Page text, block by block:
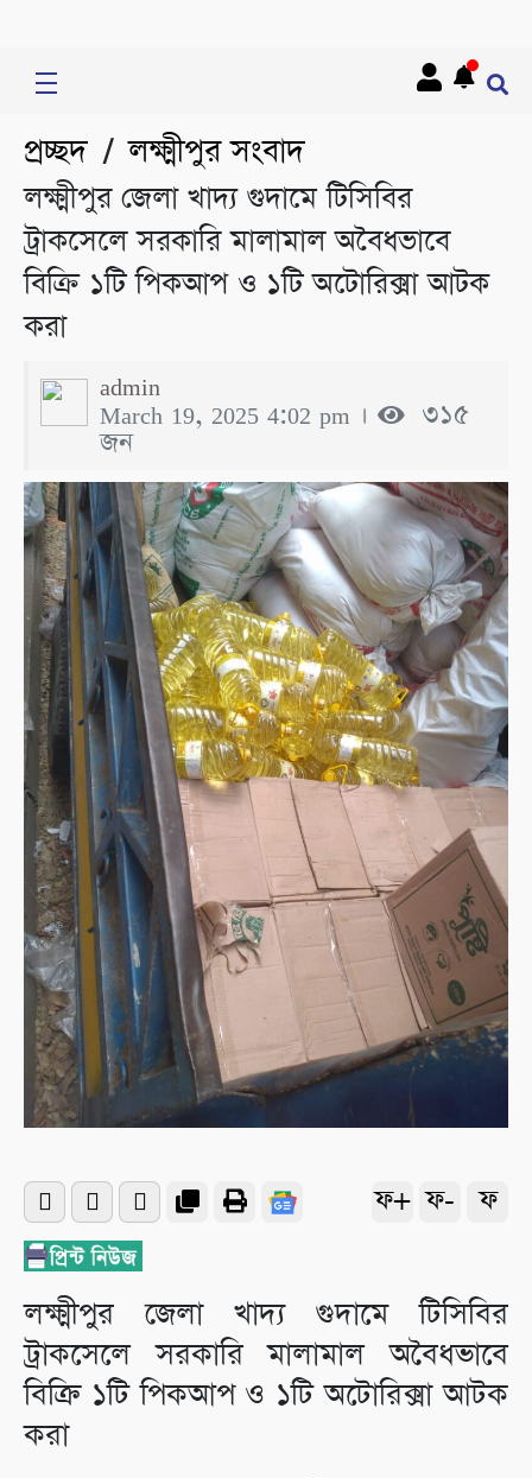
প্রচ্ছদ/লক্ষ্মীপুর সংবাদ
লক্ষ্মীপুর জেলা খাদ্য গুদামে টিসিবির
ট্রাকসেলে সরকারি মালামাল অবৈধভাবে
বিক্রি ১টি পিকআপ ও ১টি অটোরিক্সা আটক
করা
admin
March 19, 2025 4:02 pm । ৩১৫
জন
ফ+ ফ- ফ
লক্ষ্মীপুর জেলা খাদ্য গুদামে টিসিবির
ট্রাকসেলে সরকারি মালামাল অবৈধভাবে
বিক্রি ১টি পিকআপ ও ১টি অটোরিক্সা আটক
করা